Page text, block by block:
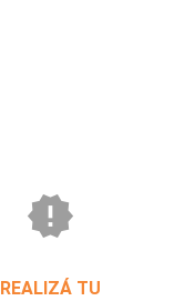
new_releases
REALIZÁ TU